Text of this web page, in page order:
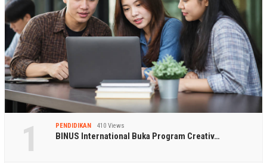
1 PENDIDIKAN 410 Views
BINUS International Buka Program Creativ…